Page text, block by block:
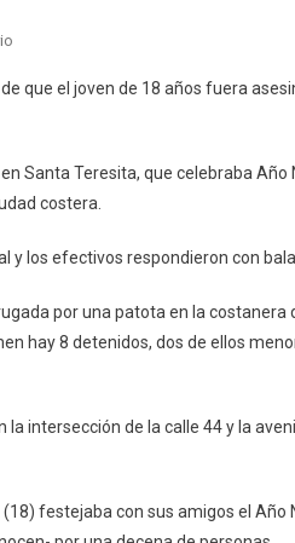
Incidentes
Comisaría
De
Teresita
El
Crimen
Tello
que el joven de 18 años fuera
Santa Teresita, que celebraba
costera.
y los efectivos respondieron con
por una patota en la costanera
hay 8 detenidos, dos de ellos
intersección de la calle 44 y la
festejaba con sus amigos el Año